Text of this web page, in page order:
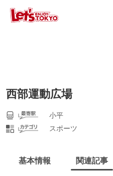
西部運動広場
小平
スポーツ
基本情報 関連記事